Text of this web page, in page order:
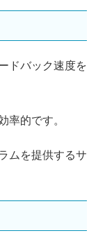
ドバック速度を
率的です。
ムを提供するサ